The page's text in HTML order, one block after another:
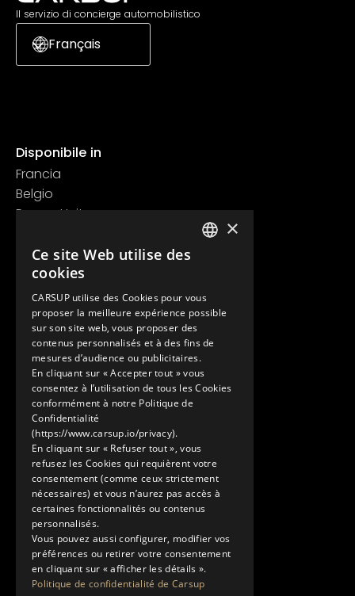
Il servizio di concierge automobilistico
Français
Disponibile in
Francia
Belgio
Regno Unito
Contatti
+33 1 89 47 00 43
contact@carsup.io
Pagina contatti
Scopri
Le nostre Conciergerie
I nostri servizi
Lo Showroom
Il mondo Carsup
Il diario di bordo
Scopri di più
Note legali
Informativa sulla privacy
Condizioni generali di utilizzo
×
Ce site Web utilise des
cookies
CARSUP utilise des Cookies pour vous
proposer la meilleure expérience possible
sur son site web, vous proposer des
contenus personnalisés et à des fins de
mesures d’audience ou publicitaires.
En cliquant sur « Accepter tout » vous
consentez à l’utilisation de tous les Cookies
conformément à notre Politique de
Confidentialité
(https://www.carsup.io/privacy).
En cliquant sur « Refuser tout », vous
refusez les Cookies qui requièrent votre
consentement (comme ceux strictement
nécessaires) et vous n’aurez pas accès à
certaines fonctionnalités ou contenus
personnalisés.
Vous pouvez aussi configurer, modifier vos
préférences ou retirer votre consentement
en cliquant sur « afficher les détails ».
Politique de confidentialité de Carsup